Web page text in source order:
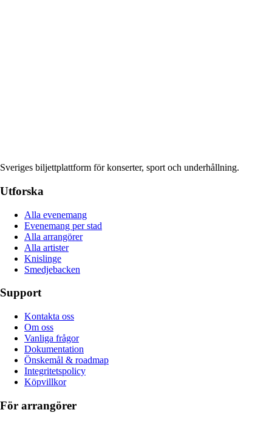
Sveriges biljettplattform för konserter, sport och underhållning.
Utforska
Alla evenemang
Evenemang per stad
Alla arrangörer
Alla artister
Knislinge
Smedjebacken
Support
Kontakta oss
Om oss
Vanliga frågor
Dokumentation
Önskemål & roadmap
Integritetspolicy
Köpvillkor
För arrangörer